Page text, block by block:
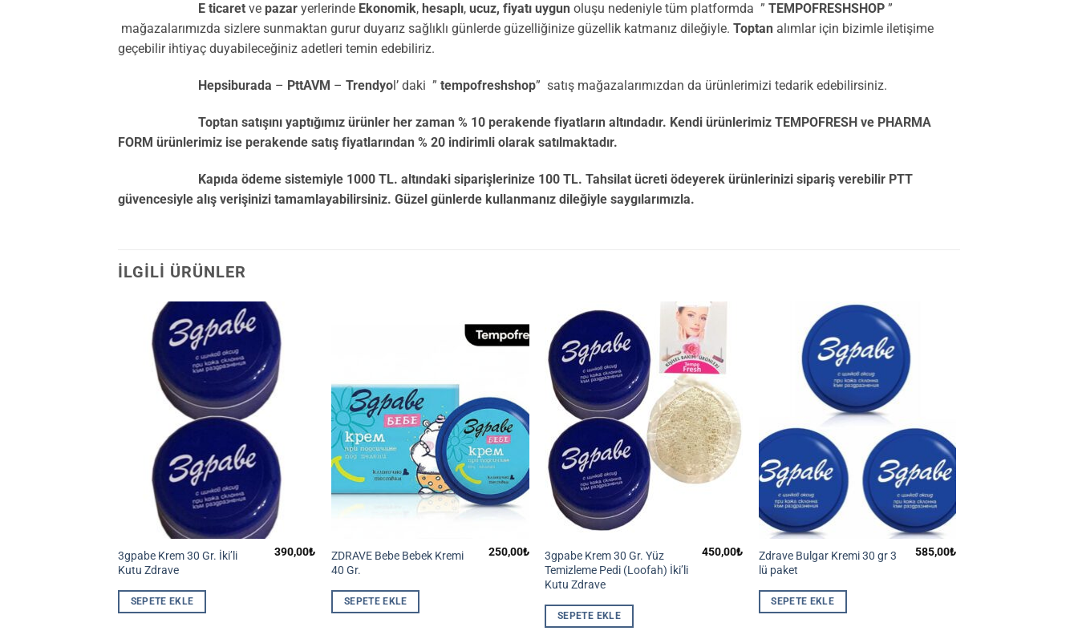
E ticaret ve pazar yerlerinde Ekonomik, hesaplı, ucuz, fiyatı uygun oluşu nedeniyle tüm platformda ” TEMPOFRESHSHOP ”
mağazalarımızda sizlere sunmaktan gurur duyarız sağlıklı günlerde güzelliğinize güzellik katmanız dileğiyle. Toptan alımlar için bizimle iletişime
geçebilir ihtiyaç duyabileceğiniz adetleri temin edebiliriz.
Hepsiburada – PttAVM – Trendyol’ daki ” tempofreshshop” satış mağazalarımızdan da ürünlerimizi tedarik edebilirsiniz.
Toptan satışını yaptığımız ürünler her zaman % 10 perakende fiyatların altındadır. Kendi ürünlerimiz TEMPOFRESH ve PHARMA
FORM ürünlerimiz ise perakende satış fiyatlarından % 20 indirimli olarak satılmaktadır.
Kapıda ödeme sistemiyle 1000 TL. altındaki siparişlerinize 100 TL. Tahsilat ücreti ödeyerek ürünlerinizi sipariş verebilir PTT
güvencesiyle alış verişinizi tamamlayabilirsiniz. Güzel günlerde kullanmanız dileğiyle saygılarımızla.
İLGILI ÜRÜNLER
3gpabe Krem 30 Gr. İki’li
Kutu Zdrave
390,00₺
SEPETE EKLE
ZDRAVE Bebe Bebek Kremi
40 Gr.
250,00₺
SEPETE EKLE
3gpabe Krem 30 Gr. Yüz
Temizleme Pedi (Loofah) İki’li
Kutu Zdrave
450,00₺
SEPETE EKLE
Zdrave Bulgar Kremi 30 gr 3
lü paket
585,00₺
SEPETE EKLE